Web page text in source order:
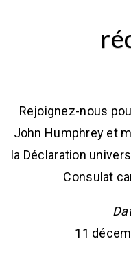
Rejoignez-nous
John Humphrey et
la Déclaration
Consulat
11